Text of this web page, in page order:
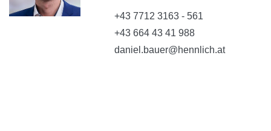
+43 7712 3163 - 561
+43 664 43 41 988
daniel.bauer@hennlich.at